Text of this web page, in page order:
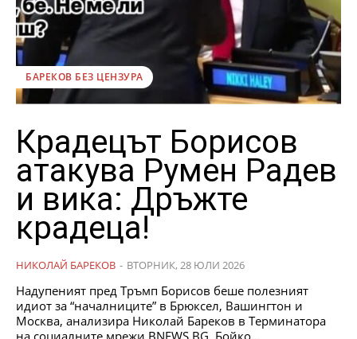
БАРЕКОВ БЕЗ ЦЕНЗУРА
Крадецът Борисов
атакува Румен Радев
и вика: Дръжте
крадеца!
НИКОЛАЙ БАРЕКОВ - ВТОРНИК, 28 ЮЛИ 2026
Надупеният пред Тръмп Борисов беше полезният
идиот за “началниците” в Брюксел, Вашингтон и
Москва, анализира Николай Бареков в Терминатора
на социалните мрежи BNEWS.BG. Бойко...